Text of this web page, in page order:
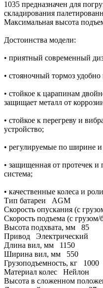
1035 предназначен для
складирования
Максимальная высота
Достоинства модели:
• приятный современный
• стояночный тормоз
• стойкое к царапинам
защищает металл от
• стойкое к перегреву и
устройство;
• регулируемые по ширине
• защищенная от протечек и
система;
• качественные колеса и
Тип батареи
AGM
Скорость опускания (с
Скорость подъема (с грузом/
Высота подхвата, мм
85
Привод
Электрический
Длина вил, мм
1150
Ширина вил, мм
550
Грузоподъемность, кг
1000
Материал колес
Нейлон
Высота в сложенном